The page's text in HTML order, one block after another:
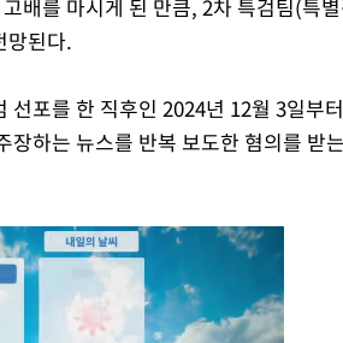
배를 마시게 된 만큼, 2차 특검팀(특
망된다.
선포를 한 직후인 2024년 12월 3일부
장하는 뉴스를 반복 보도한 혐의를 받